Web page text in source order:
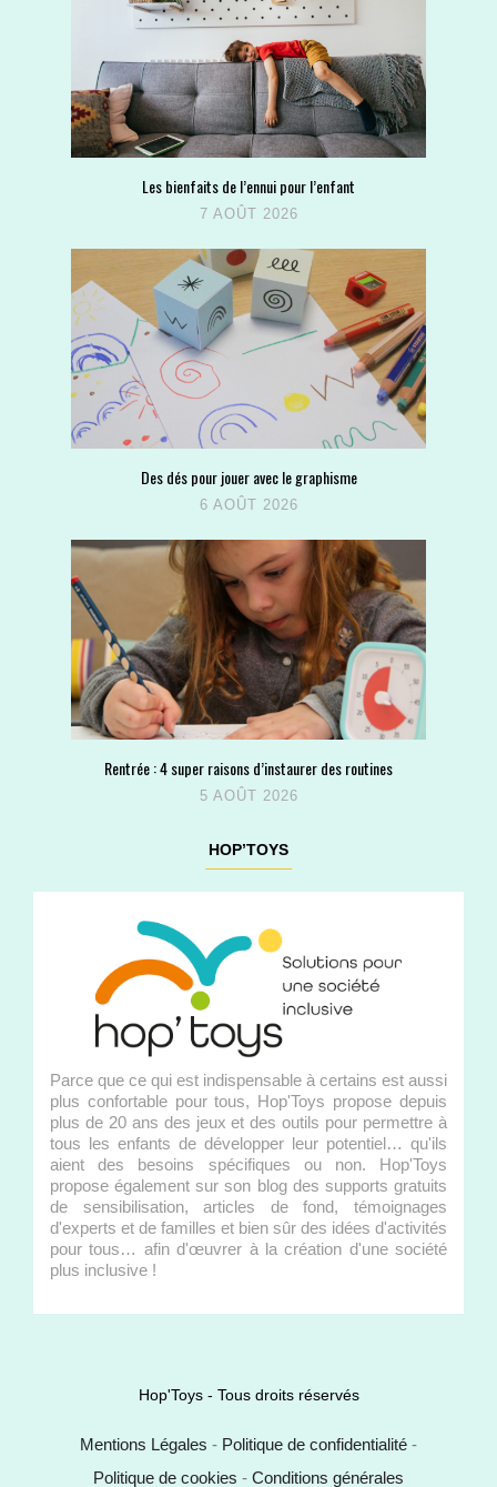
Les bienfaits de l’ennui pour l’enfant
7 AOÛT 2026
Des dés pour jouer avec le graphisme
6 AOÛT 2026
Rentrée : 4 super raisons d’instaurer des routines
5 AOÛT 2026
HOP’TOYS
Parce que ce qui est indispensable à certains est aussi
plus confortable pour tous, Hop'Toys propose depuis
plus de 20 ans des jeux et des outils pour permettre à
tous les enfants de développer leur potentiel… qu'ils
aient des besoins spécifiques ou non. Hop'Toys
propose également sur son blog des supports gratuits
de sensibilisation, articles de fond, témoignages
d'experts et de familles et bien sûr des idées d'activités
pour tous… afin d'œuvrer à la création d'une société
plus inclusive !
Hop'Toys - Tous droits réservés
Mentions Légales - Politique de confidentialité -
Politique de cookies - Conditions générales